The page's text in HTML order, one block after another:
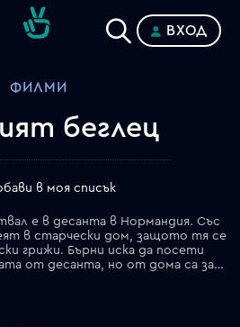
ВХОД
ФИЛМИ
беглец
в моя списък
е в десанта в Нормандия. Със
в старчески дом, защото тя се
грижи. Бърни иска да посети
Нормандия за годишнината от десанта, но от дома са закъснели със заявките за организиран транспорт. Рене го окуражава да тръгне сам и той наистина потегля, без да се обади на други хора. Отсъствието му буди тревога в служителите на дома и подават сигнал за издирването му. Скоро става известен като "Великият беглец". Завръщайки се в дома, при "своето момиче" най-после споделя горчивината по изгубен приятел на фронта, за чиято смърт чувства вина. Филм за силата на човешкия дух и неостаряващата любов.